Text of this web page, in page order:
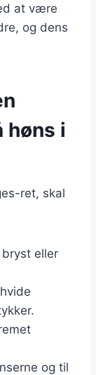
at være
og dens
høns i
ret, skal
eller
og til